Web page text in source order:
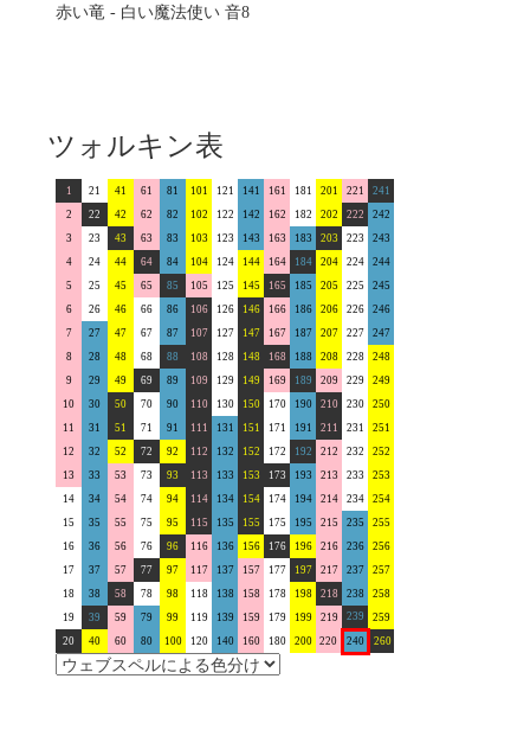
赤い竜 - 白い魔法使い 音8
ツォルキン表
1 21 41 61 81 101 121 141 161 181 201 221
241
2
22 42 62 82 102 122 142 162 182 202 222
242
3
23 43 63 83 103 123 143 163 183 203 223
243
4
24 44 64 84 104 124 144 164 184 204 224
244
5
25 45 65 85 105 125 145 165 185 205 225
245
6
26 46 66 86 106 126 146 166 186 206 226
246
7
27 47 67 87 107 127 147 167 187 207 227
247
8
28 48 68 88 108 128 148 168 188 208 228
248
9
29 49 69 89 109 129 149 169 189 209 229
249
10
30 50 70 90 110 130 150 170 190 210 230
250
11
31 51 71 91 111 131 151 171 191 211 231
251
12
32 52 72 92 112 132 152 172 192 212 232
252
13
33 53 73 93 113 133 153 173 193 213 233
253
14
34 54 74 94 114 134 154 174 194 214 234
254
15
35 55 75 95 115 135 155 175 195 215 235
255
16
36 56 76 96 116 136 156 176 196 216 236
256
17
37 57 77 97 117 137 157 177 197 217 237
257
18
38 58 78 98 118 138 158 178 198 218 238
258
19
39 59 79 99 119 139 159 179 199 219 239
259
20
40 60 80 100 120 140 160 180 200 220 240 260